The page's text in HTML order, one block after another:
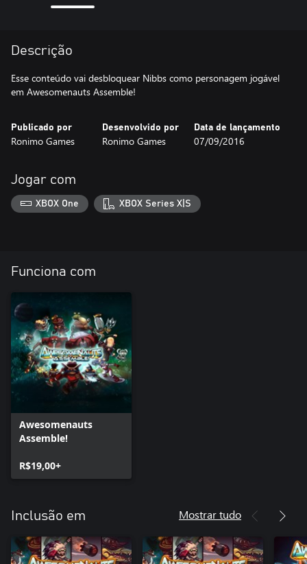
Descrição
Esse conteúdo vai desbloquear Nibbs como personagem jogável
em Awesomenauts Assemble!
Publicado por
Ronimo Games
Desenvolvido por
Ronimo Games
Data de lançamento
07/09/2016
Jogar com
XBOX One XBOX Series X|S
Funciona com
Awesomenauts
Assemble!
R$19,00+
Inclusão em Mostrar tudo